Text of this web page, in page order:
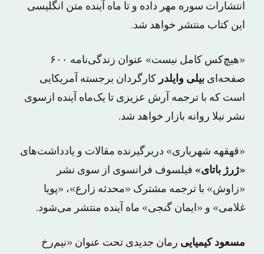
انتشارات سوره مهر داده و تا ماه آینده متن انگلیسی
این کتاب منتشر خواهد شد.
«هیچ‌کس کامل نیست» عنوان زندگی‌نامه ۶۰۰
صفحه‌ای بیلی وایلدر کارگردان برجسته آمریکایی
است که با ترجمه آرش عزیزی تا یک‌ماه آینده ازسوی
نشر نیلا روانه بازار خواهد شد.
«قهقهه شهریاری» دربرگیرنده مقالات و یادداشت‌های
«ژرژ باتای» فیلسوف فرانسوی از سوی نشر
«زاوش» با ترجمه مشترک «محدثه زارع»، «پویا
غلامی» و «ایمان گنجی» ماه آینده منتشر می‌شود.
مسعود کیمیایی رمان جدیدی تحت عنوان «نیم‌رخ